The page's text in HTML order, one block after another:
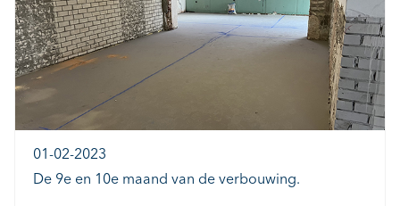
01-02-2023
De 9e en 10e maand van de verbouwing.